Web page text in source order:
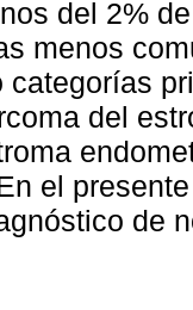
del 2%
menos
categorías
del
el
de